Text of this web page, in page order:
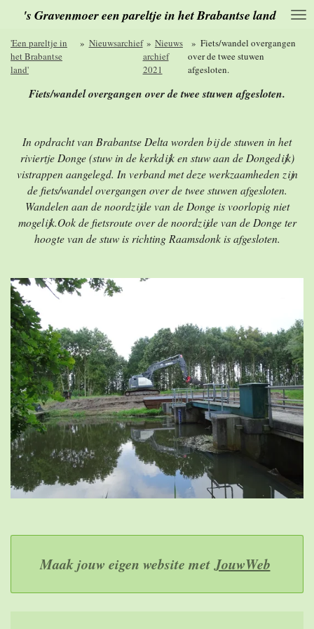
naar
de
hoofdinhoud
's Gravenmoer een pareltje in het Brabantse land
'Een pareltje in
het Brabantse
land'
» Nieuwsarchief » Nieuws
archief
2021
» Fiets/wandel overgangen
over de twee stuwen
afgesloten.
Fiets/wandel overgangen over de twee stuwen afgesloten.
In opdracht van Brabantse Delta worden bij de stuwen in het
riviertje Donge (stuw in de kerkdijk en stuw aan de Dongedijk)
vistrappen aangelegd. In verband met deze werkzaamheden zijn
de fiets/wandel overgangen over de twee stuwen afgesloten.
Wandelen aan de noordzijde van de Donge is voorlopig niet
mogelijk.Ook de fietsroute over de noordzijde van de Donge ter
hoogte van de stuw is richting Raamsdonk is afgesloten.
Maak jouw eigen website met JouwWeb